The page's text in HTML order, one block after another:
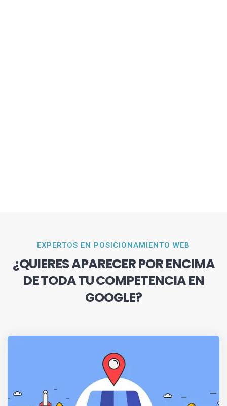
EXPERTOS EN POSICIONAMIENTO WEB
¿QUIERES APARECER POR ENCIMA
DE TODA TU COMPETENCIA EN
GOOGLE?